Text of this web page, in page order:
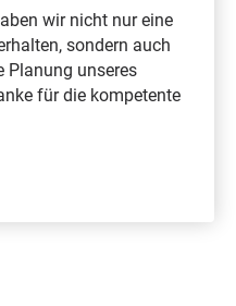
wir nicht nur eine
sondern auch
Planung unseres
für die kompetente